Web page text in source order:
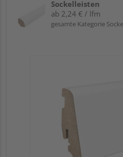
Sockelleisten
ab 2,24 € / lfm
gesamte Kategorie